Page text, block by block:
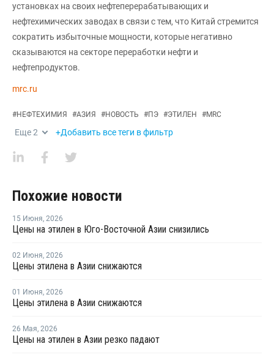
установках на своих нефтеперерабатывающих и
нефтехимических заводах в связи с тем, что Китай стремится
сократить избыточные мощности, которые негативно
сказываются на секторе переработки нефти и
нефтепродуктов.
mrc.ru
#НЕФТЕХИМИЯ #АЗИЯ #НОВОСТЬ #ПЭ #ЭТИЛЕН #MRC
Еще2 +Добавить все теги в фильтр
Похожие новости
15 Июня, 2026
Цены на этилен в Юго-Восточной Азии снизились
02 Июня, 2026
Цены этилена в Азии снижаются
01 Июня, 2026
Цены этилена в Азии снижаются
26 Мая, 2026
Цены на этилен в Азии резко падают